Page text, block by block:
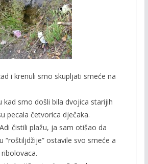
i krenuli smo skupljati smeće na
kad smo došli bila dvojica starijih
pecala četvorica dječaka.
čistili plažu, ja sam otišao da
“roštiljdžije” ostavile svo smeće a